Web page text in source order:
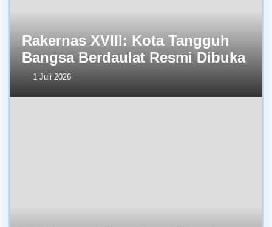
Rakernas XVIII: Kota Tangguh
Bangsa Berdaulat Resmi Dibuka
1 Juli 2026